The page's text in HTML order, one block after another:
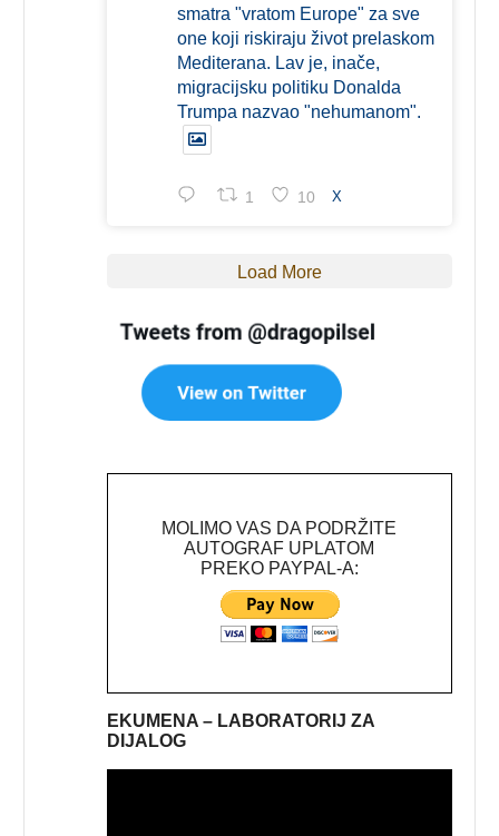
smatra "vratom Europe" za sve
one koji riskiraju život prelaskom
Mediterana. Lav je, inače,
migracijsku politiku Donalda
Trumpa nazvao "nehumanom".
1 10 X
Load More
MOLIMO VAS DA PODRŽITE
AUTOGRAF UPLATOM
PREKO PAYPAL-A:
EKUMENA – LABORATORIJ ZA
DIJALOG